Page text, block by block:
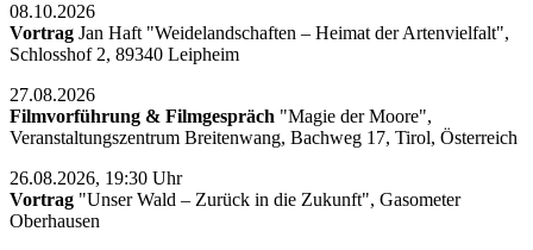
08.10.2026
Vortrag Jan Haft "Weidelandschaften – Heimat der Artenvielfalt",
Schlosshof 2, 89340 Leipheim
27.08.2026
Filmvorführung & Filmgespräch "Magie der Moore",
Veranstaltungszentrum Breitenwang, Bachweg 17, Tirol, Österreich
26.08.2026, 19:30 Uhr
Vortrag "Unser Wald – Zurück in die Zukunft", Gasometer
Oberhausen